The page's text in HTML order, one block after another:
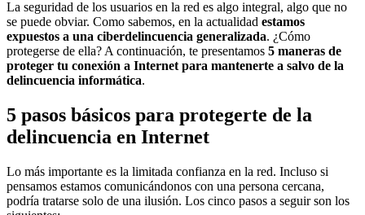
La seguridad de los usuarios en la red es algo integral, algo que no
se puede obviar. Como sabemos, en la actualidad estamos
expuestos a una ciberdelincuencia generalizada. ¿Cómo
protegerse de ella? A continuación, te presentamos 5 maneras de
proteger tu conexión a Internet para mantenerte a salvo de la
delincuencia informática.
5 pasos básicos para protegerte de la
delincuencia en Internet
Lo más importante es la limitada confianza en la red. Incluso si
pensamos estamos comunicándonos con una persona cercana,
podría tratarse solo de una ilusión. Los cinco pasos a seguir son los